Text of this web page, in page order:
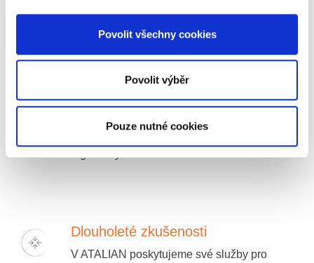
Povolit všechny cookies
Povolit výběr
Pouze nutné cookies
Compliance
Jsme odhodláni vést všechny naše obchodní
Dlouholeté zkušenosti
V ATALIAN poskytujeme své služby pro